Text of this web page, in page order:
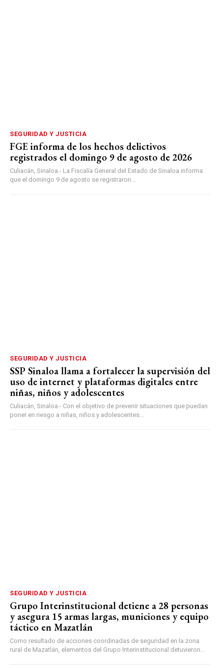
SEGURIDAD Y JUSTICIA
FGE informa de los hechos delictivos
registrados el domingo 9 de agosto de 2026
Culiacán, Sinaloa.- La Fiscalía General del Estado de Sinaloa informa
que el domingo 9 de agosto se registraron...
SEGURIDAD Y JUSTICIA
SSP Sinaloa llama a fortalecer la supervisión del
uso de internet y plataformas digitales entre
niñas, niños y adolescentes
Culiacán, Sinaloa.- Con el objetivo de prevenir situaciones que puedan
poner en riesgo a niñas, niños y adolescentes...
SEGURIDAD Y JUSTICIA
Grupo Interinstitucional detiene a 28 personas
y asegura 15 armas largas, municiones y equipo
táctico en Mazatlán
Como resultado de acciones coordinadas de seguridad en la zona
rural de Mazatlán, elementos del Grupo Interinstitucional detuvieron...